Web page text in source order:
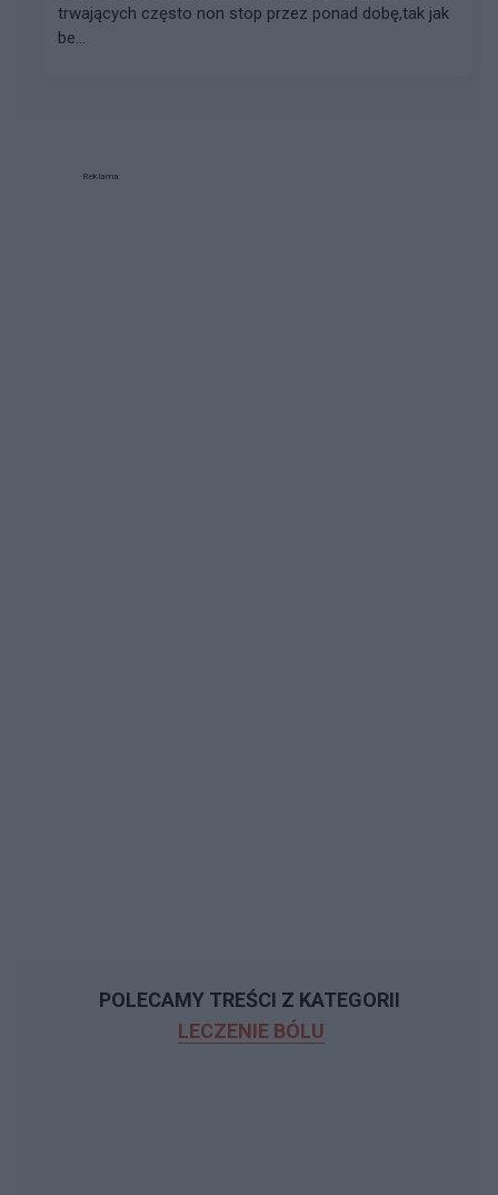
trwających często non stop przez ponad dobę,tak jak
be...
Reklama:
POLECAMY TREŚCI Z KATEGORII
LECZENIE BÓLU